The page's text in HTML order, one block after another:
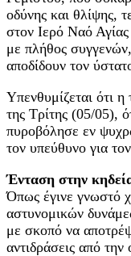
οδύνης και θλίψης,
στον Ιερό Ναό
με πλήθος
αποδίδουν τον
Υπενθυμίζεται ότι
της Τρίτης (05/05),
πυροβόλησε εν
τον υπεύθυνο για
Ένταση στην
Όπως έγινε γνωστό
αστυνομικών
με σκοπό να
αντιδράσεις από